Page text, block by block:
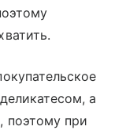
а
поэтому при